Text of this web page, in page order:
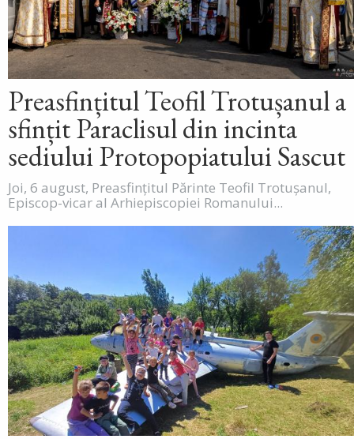
Preasfințitul Teofil Trotușanul a
sfințit Paraclisul din incinta
sediului Protopopiatului Sascut
Joi, 6 august, Preasfințitul Părinte Teofil Trotușanul,
Episcop-vicar al Arhiepiscopiei Romanului...